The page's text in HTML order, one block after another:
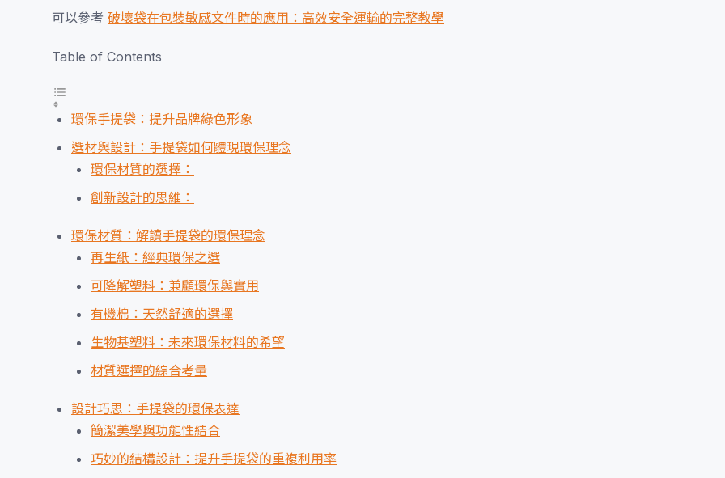
可以參考 破壞袋在包裝敏感文件時的應用：高效安全運輸的完整教學
Table of Contents
環保手提袋：提升品牌綠色形象
選材與設計：手提袋如何體現環保理念
環保材質的選擇：
創新設計的思維：
環保材質：解讀手提袋的環保理念
再生紙：經典環保之選
可降解塑料：兼顧環保與實用
有機棉：天然舒適的選擇
生物基塑料：未來環保材料的希望
材質選擇的綜合考量
設計巧思：手提袋的環保表達
簡潔美學與功能性結合
巧妙的結構設計：提升手提袋的重複利用率